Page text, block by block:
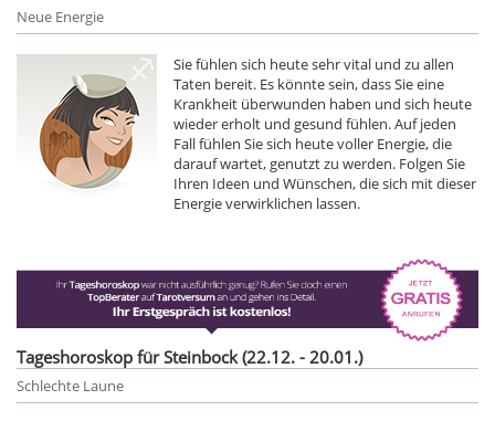
Neue Energie
Sie fühlen sich heute sehr vital und zu allen
Taten bereit. Es könnte sein, dass Sie eine
Krankheit überwunden haben und sich heute
wieder erholt und gesund fühlen. Auf jeden
Fall fühlen Sie sich heute voller Energie, die
darauf wartet, genutzt zu werden. Folgen Sie
Ihren Ideen und Wünschen, die sich mit dieser
Energie verwirklichen lassen.
Tageshoroskop für Steinbock (22.12. - 20.01.)
Schlechte Laune